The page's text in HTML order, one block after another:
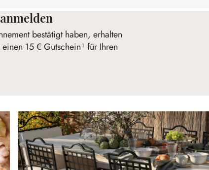
bestätigt haben, erhalten
15 € Gutschein¹ für Ihren